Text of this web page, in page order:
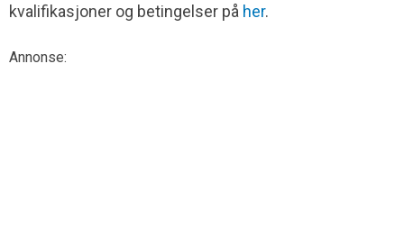
kvalifikasjoner og betingelser på her.
Annonse: